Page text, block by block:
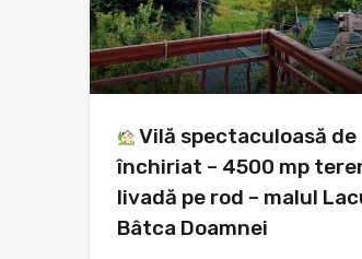
Vilă spectaculoasă de
închiriat – 4500 mp
livadă pe rod – malul
Bâtca Doamnei